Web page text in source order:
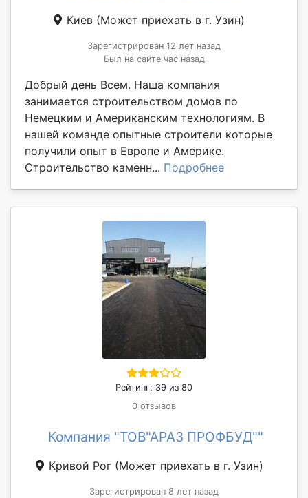
Киев (Может приехать в г. Узин)
Зарегистрирован 12 лет назад
Был на сайте час назад
Добрый день Всем. Наша компания
занимается строительством домов по
Немецким и Американским технологиям. В
нашей команде опытные строители которые
получили опыт в Европе и Америке.
Строительство каменн... Подробнее
Рейтинг: 39 из 80
0 отзывов
Компания "ТОВ"АРАЗ ПРОФБУД""
Кривой Рог (Может приехать в г. Узин)
Зарегистрирован 8 лет назад